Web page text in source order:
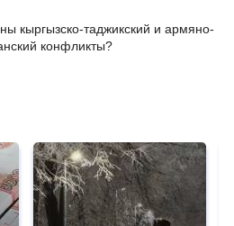
кыргызско-таджикский и армяно-
конфликты?